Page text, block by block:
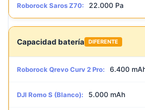
Roborock Saros Z70: 22.000 Pa
Capacidad batería DIFERENTE
Roborock Qrevo Curv 2 Pro: 6.400
DJI Romo S (Blanco): 5.000 mAh